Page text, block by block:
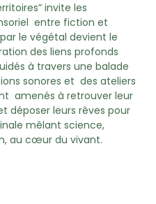
invite les
entre fiction et
le végétal devient le
des liens profonds
à travers une balade
sonores et des ateliers
amenés à retrouver leur
déposer leurs rêves pour
mêlant science,
au cœur du vivant.